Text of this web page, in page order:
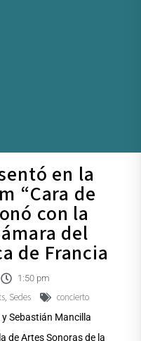
en la
“Cara de
con la
del
de Francia
1:50 pm
, Sedes concierto
Sebastián Mancilla
de Artes Sonoras de la